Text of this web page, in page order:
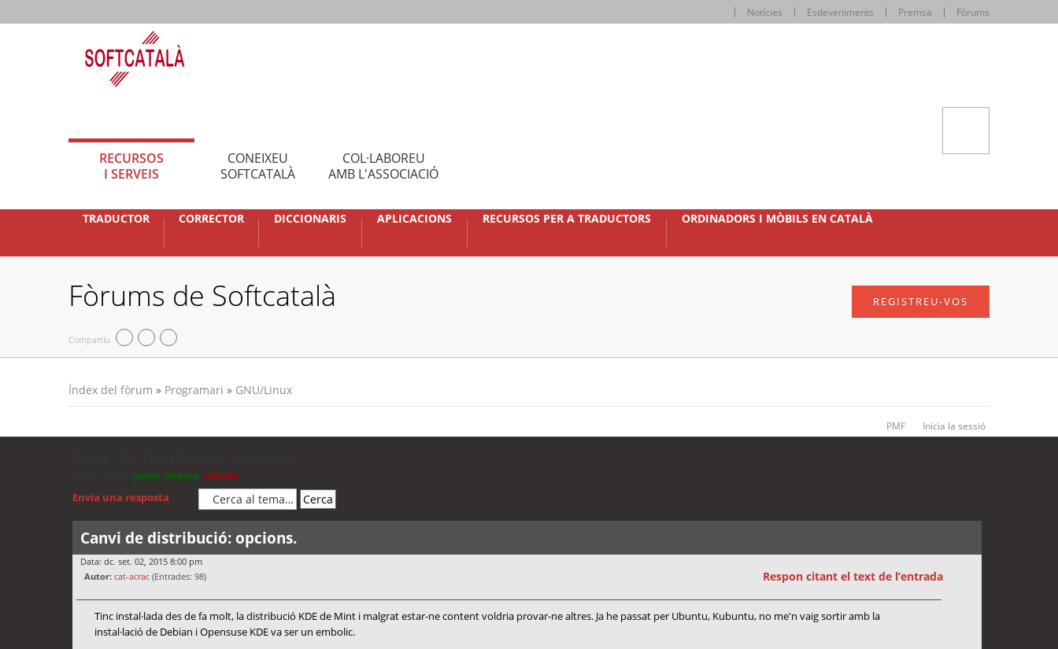
Notícies Esdeveniments Premsa Fòrums
RECURSOS
I SERVEIS
CONEIXEU
SOFTCATALÀ
COL·LABOREU
AMB L'ASSOCIACIÓ
TRADUCTOR CORRECTOR DICCIONARIS APLICACIONS RECURSOS PER A TRADUCTORS ORDINADORS I MÒBILS EN CATALÀ
Fòrums de Softcatalà
Compartiu
REGISTREU-VOS
Índex del fòrum » Programari » GNU/Linux
PMF Inicia la sessió
jordis Andreu cubells
Envia una resposta
Canvi de distribució: opcions.
Data: dc. set. 02, 2015 8:00 pm
Autor: cat-acrac (Entrades: 98) Respon citant el text de l’entrada
Tinc instal·lada des de fa molt, la distribució KDE de Mint i malgrat estar-ne content voldria provar-ne altres. Ja he passat per Ubuntu, Kubuntu, no me'n vaig sortir amb la
instal·lació de Debian i Opensuse KDE va ser un embolic.